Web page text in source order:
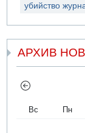
убийство
АРХИВ
Вс Пн